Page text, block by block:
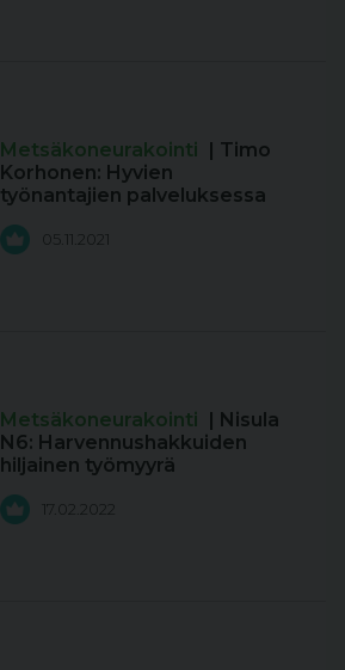
Metsäkoneurakointi | Timo
Korhonen: Hyvien
työnantajien palveluksessa
05.11.2021
Metsäkoneurakointi | Nisula
N6: Harvennushakkuiden
hiljainen työmyyrä
17.02.2022